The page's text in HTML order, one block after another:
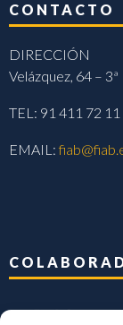
CONTACTO
DIRECCIÓN
Velázquez, 64 –
TEL: 91 411 72 11
EMAIL: